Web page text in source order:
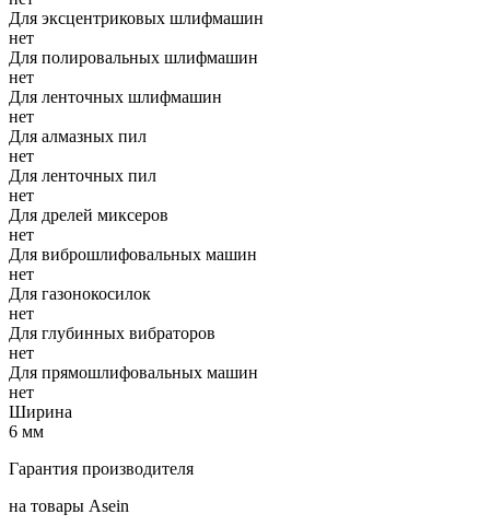
Для эксцентриковых шлифмашин
нет
Для полировальных шлифмашин
нет
Для ленточных шлифмашин
нет
Для алмазных пил
нет
Для ленточных пил
нет
Для дрелей миксеров
нет
Для виброшлифовальных машин
нет
Для газонокосилок
нет
Для глубинных вибраторов
нет
Для прямошлифовальных машин
нет
Ширина
6 мм
Гарантия производителя
на товары Asein